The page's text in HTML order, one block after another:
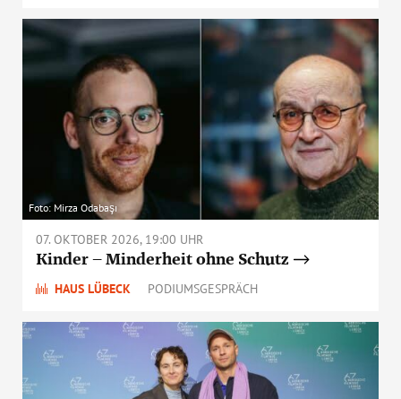
Foto: Mirza Odabaşı
07. OKTOBER 2026, 19:00 UHR
Kinder – Minderheit ohne Schutz
HAUS LÜBECK PODIUMSGESPRÄCH